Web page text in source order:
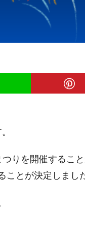
りを開催するこ
ことが決定しまし